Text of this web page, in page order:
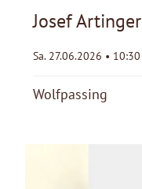
Josef Artinger
Sa. 27.06.2026 • 10:30
Wolfpassing